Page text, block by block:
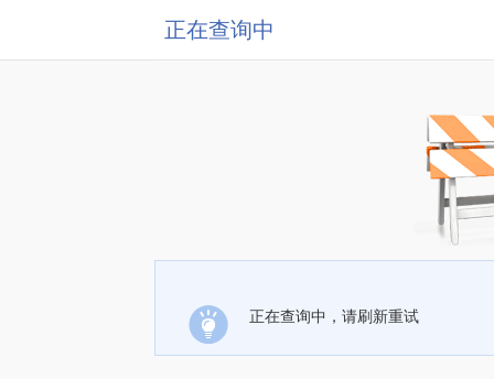
正在查询中
正在查询中，请刷新重试